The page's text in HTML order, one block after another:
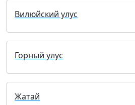
Вилюйский улус
Горный улус
Жатай